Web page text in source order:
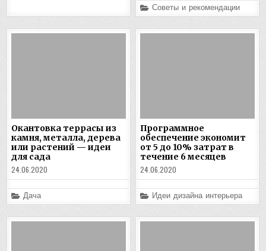
Posted
in
Советы и рекомендации
Окантовка террасы из
камня, металла, дерева
или растений — идеи
для сада
24.06.2020
Posted
in
Дача
Программное
обеспечение экономит
от 5 до 10% затрат в
течение 6 месяцев
24.06.2020
Posted
in
Идеи дизайна интерьера